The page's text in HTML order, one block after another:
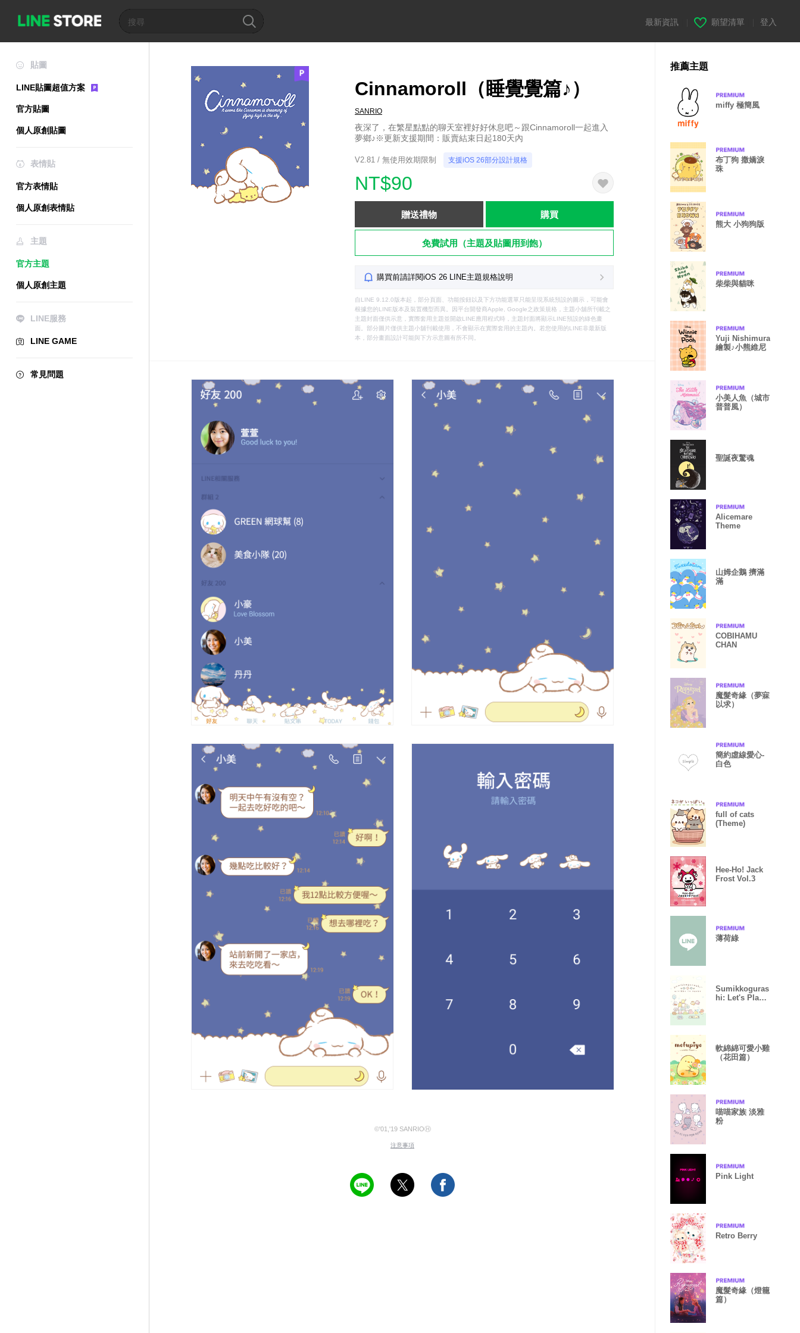
最新資訊 願望清單 登入
貼圖
LINE貼圖超值方案
官方貼圖
個人原創貼圖
表情貼
官方表情貼
個人原創表情貼
主題
官方主題
個人原創主題
LINE服務
LINE GAME
常見問題
Cinnamoroll（睡覺覺篇♪）
SANRIO
夜深了，在繁星點點的聊天室裡好好休息吧～跟Cinnamoroll一起進入
夢鄉♪※更新支援期間：販賣結束日起180天內
V2.81 / 無使用效期限制 支援iOS 26部分設計規格
NT$90
贈送禮物 購買
免費試用（主題及貼圖用到飽）
購買前請詳閱iOS 26 LINE主題規格說明
自LINE 9.12.0版本起，部分頁面、功能按鈕以及下方功能選單只能呈現系統預設的圖示，可能會
根據您的LINE版本及裝置機型而異。因平台開發商Apple, Google之政策規格，主題小舖所刊載之
主題封面僅供示意，實際套用主題並開啟LINE應用程式時，主題封面將顯示LINE預設的綠色畫
面。部分圖片僅供主題小舖刊載使用，不會顯示在實際套用的主題內。若您使用的LINE非最新版
本，部分畫面設計可能與下方示意圖有所不同。
©'01,'19 SANRIOⒽ
注意事項
推薦主題
miffy 極簡風
布丁狗 撒嬌淚
珠
熊大 小狗狗版
柴柴與貓咪
Yuji Nishimura
繪製♪小熊維尼
小美人魚（城市
普普風）
聖誕夜驚魂
Alicemare
Theme
山姆企鵝 擠滿
滿
COBIHAMU
CHAN
魔髮奇緣（夢寐
以求）
簡約虛線愛心-
白色
full of cats
(Theme)
Hee-Ho! Jack
Frost Vol.3
薄荷綠
Sumikkoguras
hi: Let's Play
軟綿綿可愛小雞
（花田篇）
喵喵家族 淡雅
粉
Pink Light
Retro Berry
魔髮奇緣（燈籠
篇）